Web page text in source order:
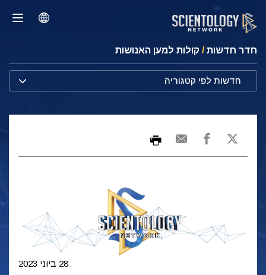
חדר חדשות/ קולות למען האנושות
חדשות לפי קטגוריה
28 ביוני 2023